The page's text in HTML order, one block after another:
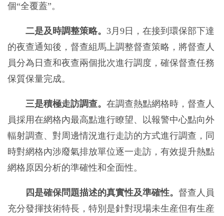
個“全覆蓋”。
二是及時調整策略。 3月9日，在接到環保部下達
的夜查通知後，督查組馬上調整督查策略，將督查人
員分為日查和夜查兩個批次進行調度，確保督查任務
保質保量完成。
三是積極走訪調查。 在調查熱點網格時，督查人
員採用在網格內最高點進行瞭望、以報警中心點向外
輻射調查、對周邊情況進行走訪的方式進行調查，同
時對網格內涉廢氣排放單位逐一走訪，有效提升熱點
網格原因分析的準確性和全面性。
四是確保問題描述的真實性及準確性。 督查人員
充分發揮技術特長，特別是針對現場未生産但有生産